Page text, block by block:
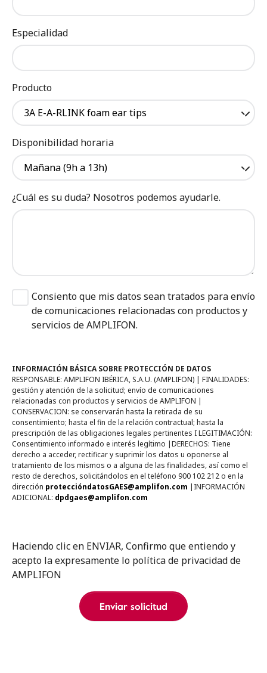
Especialidad
Producto
3A E-A-RLINK foam ear tips
Disponibilidad horaria
Mañana (9h a 13h)
¿Cuál es su duda? Nosotros podemos ayudarle.
Consiento que mis datos sean tratados para envío
de comunicaciones relacionadas con productos y
servicios de AMPLIFON.
INFORMACIÓN BÁSICA SOBRE PROTECCIÓN DE DATOS
RESPONSABLE: AMPLIFON IBÉRICA, S.A.U. (AMPLIFON) | FINALIDADES:
gestión y atención de la solicitud; envío de comunicaciones
relacionadas con productos y servicios de AMPLIFON |
CONSERVACION: se conservarán hasta la retirada de su
consentimiento; hasta el fin de la relación contractual; hasta la
prescripción de las obligaciones legales pertinentes I LEGITIMACIÓN:
Consentimiento informado e interés legítimo |DERECHOS: Tiene
derecho a acceder, rectificar y suprimir los datos u oponerse al
tratamiento de los mismos o a alguna de las finalidades, así como el
resto de derechos, solicitándolos en el teléfono 900 102 212 o en la
dirección proteccióndatosGAES@amplifon.com |INFORMACIÓN
ADICIONAL: dpdgaes@amplifon.com
Haciendo clic en ENVIAR, Confirmo que entiendo y
acepto la expresamente lo política de privacidad de
AMPLIFON
Enviar solicitud